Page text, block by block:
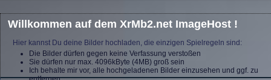
Willkommen auf dem XrMb2.net ImageHost !
Hier kannst Du deine Bilder hochladen, die einzigen Spielregeln sind:
Die Bilder dürfen gegen keine Verfassung verstoßen
Sie dürfen nur max. 4096kByte (4MB) groß sein
Ich behalte mir vor, alle hochgeladenen Bilder einzusehen und ggf. zu